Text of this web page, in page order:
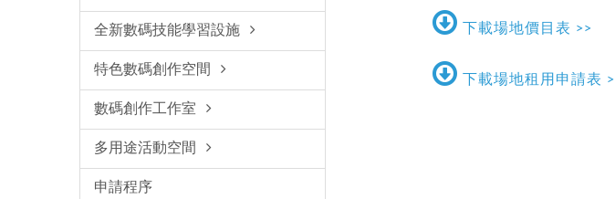
全新數碼技能學習設施
特色數碼創作空間
數碼創作工作室
多用途活動空間
申請程序
下載場地價目表 >>
下載場地租用申請表